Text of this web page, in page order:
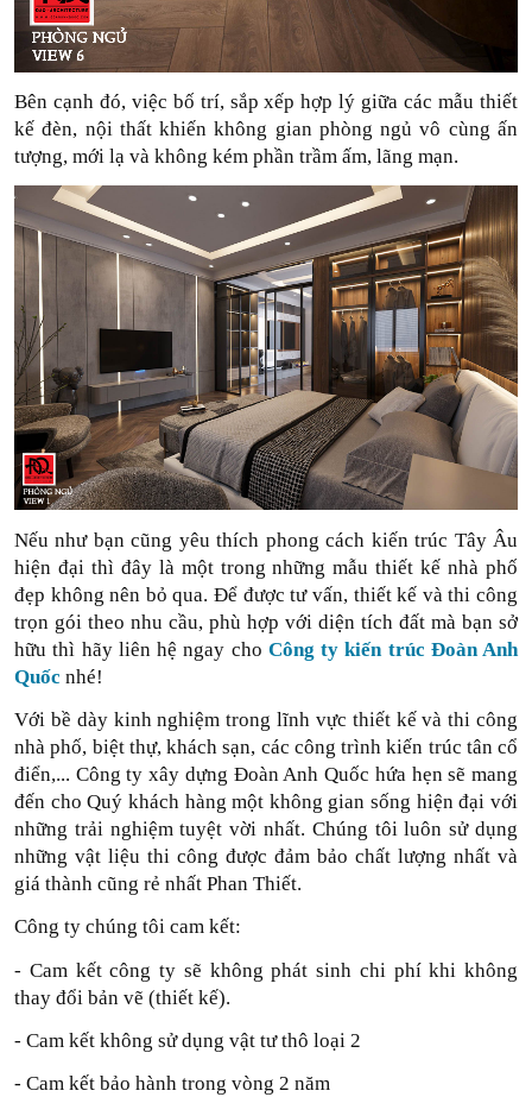
Bên cạnh đó, việc bố trí, sắp xếp hợp lý giữa các mẫu thiết
kế đèn, nội thất khiến không gian phòng ngủ vô cùng ấn
tượng, mới lạ và không kém phần trầm ấm, lãng mạn.
Nếu như bạn cũng yêu thích phong cách kiến trúc Tây Âu
hiện đại thì đây là một trong những mẫu thiết kế nhà phố
đẹp không nên bỏ qua. Để được tư vấn, thiết kế và thi công
trọn gói theo nhu cầu, phù hợp với diện tích đất mà bạn sở
hữu thì hãy liên hệ ngay cho Công ty kiến trúc Đoàn Anh
Quốc nhé!
Với bề dày kinh nghiệm trong lĩnh vực thiết kế và thi công
nhà phố, biệt thự, khách sạn, các công trình kiến trúc tân cổ
điển,... Công ty xây dựng Đoàn Anh Quốc hứa hẹn sẽ mang
đến cho Quý khách hàng một không gian sống hiện đại với
những trải nghiệm tuyệt vời nhất. Chúng tôi luôn sử dụng
những vật liệu thi công được đảm bảo chất lượng nhất và
giá thành cũng rẻ nhất Phan Thiết.
Công ty chúng tôi cam kết:
- Cam kết công ty sẽ không phát sinh chi phí khi không
thay đổi bản vẽ (thiết kế).
- Cam kết không sử dụng vật tư thô loại 2
- Cam kết bảo hành trong vòng 2 năm